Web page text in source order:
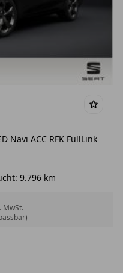
Navi ACC RFK FullLink
9.796 km
MwSt.